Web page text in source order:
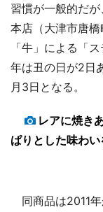
習慣が一般的だ
本店（大津市唐橋
「牛」による「
年は丑の日が2日
月3日となる。
レアに焼き
ぱりとした味わ
同商品は2011